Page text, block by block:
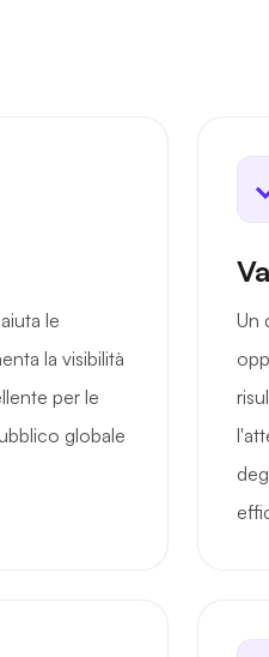
le
la visibilità
per le
globale
Un